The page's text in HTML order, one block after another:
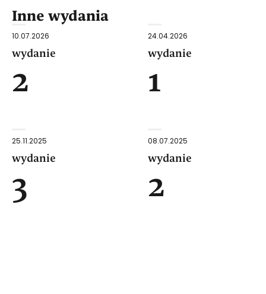
Inne wydania
10.07.2026
wydanie
2
24.04.2026
wydanie
1
25.11.2025
wydanie
3
08.07.2025
wydanie
2